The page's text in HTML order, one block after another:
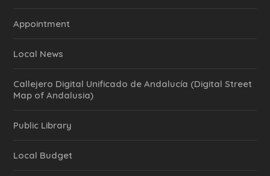
Appointment
Local News
Callejero Digital Unificado de Andalucía (Digital Street
Map of Andalusia)
Public Library
Local Budget